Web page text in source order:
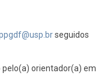
seguidos
pelo(a) orientador(a) em